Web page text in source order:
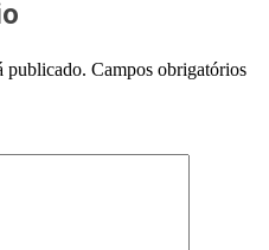
publicado. Campos obrigatórios